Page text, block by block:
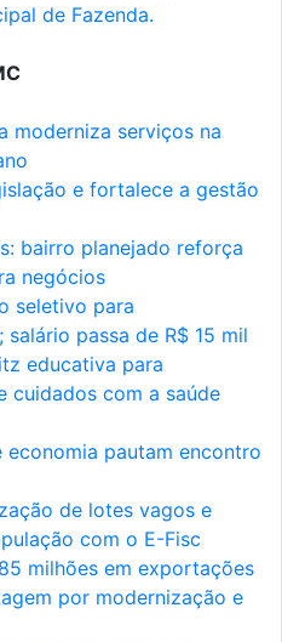
de Fazenda.
moderniza serviços na
e fortalece a gestão
bairro planejado reforça
negócios
seletivo para
passa de R$ 15 mil
educativa para
cuidados com a saúde
economia pautam encontro
de lotes vagos e
com o E-Fisc
milhões em exportações
por modernização e